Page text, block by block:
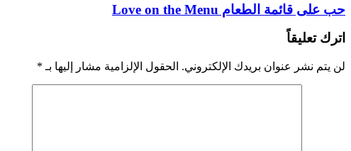
حب على قائمة الطعام Love on the Menu
اترك تعليقاً
لن يتم نشر عنوان بريدك الإلكتروني. الحقول الإلزامية مشار إليها بـ *